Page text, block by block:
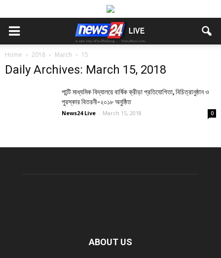
Home 2018 March 15
Daily Archives: March 15, 2018
পান্টি মাধ্যমিক বিদ্যালয়ে বার্ষিক ক্রীড়া প্রতিযোগিতা, বিচিত্রানুষ্ঠান ও
পুরস্কার বিতরনী-২০১৮ অনুষ্ঠিত
News24 Live - March 15, 2018 0
ABOUT US